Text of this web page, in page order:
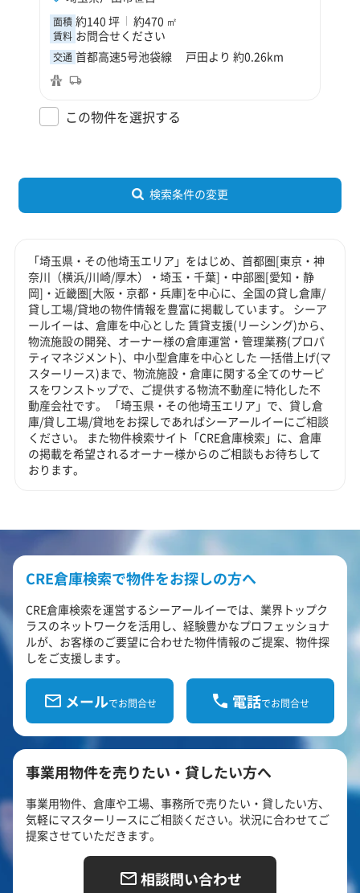
面積 約140 坪 約470 ㎡
賃料 お問合せください
交通 首都高速5号池袋線 戸田より 約0.26km
この物件を選択する
検索条件の変更
「埼玉県・その他埼玉エリア」をはじめ、首都圏[東京・神
奈川（横浜/川崎/厚木）・埼玉・千葉]・中部圏[愛知・静
岡]・近畿圏[大阪・京都・兵庫]を中心に、全国の貸し倉庫/
貸し工場/貸地の物件情報を豊富に掲載しています。 シーア
ールイーは、倉庫を中心とした 賃貸支援(リーシング)から、
物流施設の開発、オーナー様の倉庫運営・管理業務(プロパ
ティマネジメント)、中小型倉庫を中心とした 一括借上げ(マ
スターリース)まで、物流施設・倉庫に関する全てのサービ
スをワンストップで、ご提供する物流不動産に特化した不
動産会社です。 「埼玉県・その他埼玉エリア」で、貸し倉
庫/貸し工場/貸地をお探しであればシーアールイーにご相談
ください。 また物件検索サイト「CRE倉庫検索」に、倉庫
の掲載を希望されるオーナー様からのご相談もお待ちして
おります。
CRE倉庫検索で物件をお探しの方へ
CRE倉庫検索を運営するシーアールイーでは、業界トップク
ラスのネットワークを活用し、経験豊かなプロフェッショナ
ルが、お客様のご要望に合わせた物件情報のご提案、物件探
しをご支援します。
メールでお問合せ 電話でお問合せ
事業用物件を売りたい・貸したい方へ
事業用物件、倉庫や工場、事務所で売りたい・貸したい方、
気軽にマスターリースにご相談ください。状況に合わせてご
提案させていただきます。
相談問い合わせ